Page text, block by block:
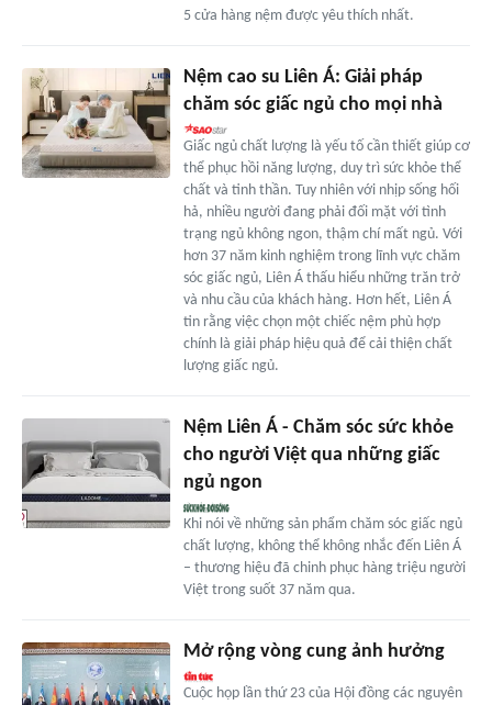
5 cửa hàng nệm được yêu thích nhất.
Nệm cao su Liên Á: Giải pháp
chăm sóc giấc ngủ cho mọi nhà
Giấc ngủ chất lượng là yếu tố cần thiết giúp cơ
thể phục hồi năng lượng, duy trì sức khỏe thể
chất và tinh thần. Tuy nhiên với nhịp sống hối
hả, nhiều người đang phải đối mặt với tình
trạng ngủ không ngon, thậm chí mất ngủ. Với
hơn 37 năm kinh nghiệm trong lĩnh vực chăm
sóc giấc ngủ, Liên Á thấu hiểu những trăn trở
và nhu cầu của khách hàng. Hơn hết, Liên Á
tin rằng việc chọn một chiếc nệm phù hợp
chính là giải pháp hiệu quả để cải thiện chất
lượng giấc ngủ.
Nệm Liên Á - Chăm sóc sức khỏe
cho người Việt qua những giấc
ngủ ngon
Khi nói về những sản phẩm chăm sóc giấc ngủ
chất lượng, không thể không nhắc đến Liên Á
– thương hiệu đã chinh phục hàng triệu người
Việt trong suốt 37 năm qua.
Mở rộng vòng cung ảnh hưởng
Cuộc họp lần thứ 23 của Hội đồng các nguyên